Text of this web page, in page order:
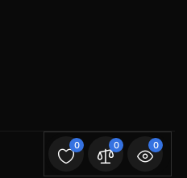
0 0 0